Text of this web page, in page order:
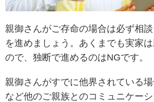
親御さんがご存命の場合は必ず相
を進めましょう。あくまでも実家
ので、独断で進めるのはNGです。
親御さんがすでに他界されている
など他のご親族とのコミュニケー